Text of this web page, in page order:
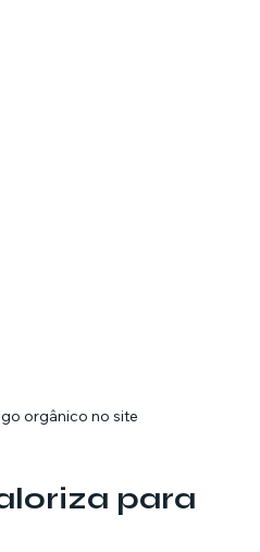
orgânico no site
para